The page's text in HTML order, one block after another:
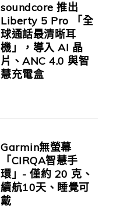
soundcore 推出
Liberty 5 Pro 「全
球通話最清晰耳
機」，導入 AI 晶
片、ANC 4.0 與智
慧充電盒
Garmin無螢幕
「CIRQA智慧手
環」- 僅約 20 克、
續航10天、睡覺可
戴